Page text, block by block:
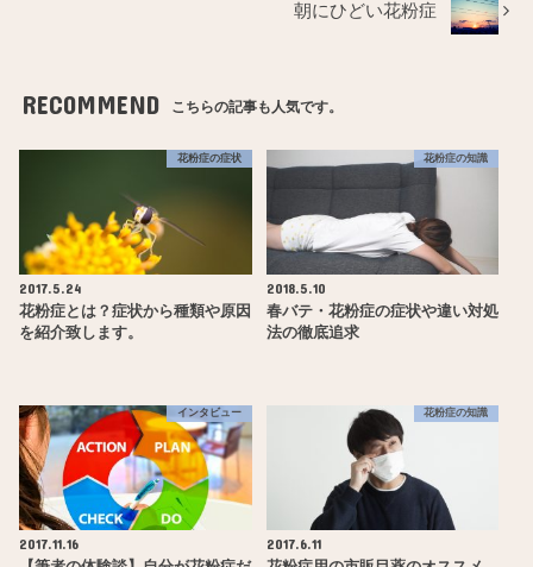
朝にひどい花粉症
RECOMMEND こちらの記事も人気です。
花粉症の症状
2017.5.24
花粉症とは？症状から種類や原因
を紹介致します。
花粉症の知識
2018.5.10
春バテ・花粉症の症状や違い対処
法の徹底追求
インタビュー
2017.11.16
花粉症の知識
2017.6.11